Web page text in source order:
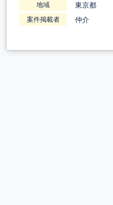
地域 東京都
案件掲載者 仲介